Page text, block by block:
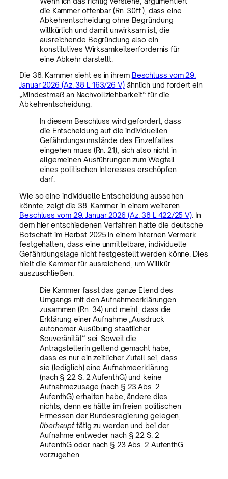
die Kammer offenbar (Rn. 30ff.), dass eine
Abkehrentscheidung ohne Begründung
willkürlich und damit unwirksam ist, die
ausreichende Begründung also ein
konstitutives Wirksamkeitserfordernis für
eine Abkehr darstellt.
Die 38. Kammer sieht es in ihrem Beschluss vom 29.
Januar 2026 (Az. 38 L 163/26 V)ähnlich und fordert ein
„Mindestmaß an Nachvollziehbarkeit“ für die
Abkehrentscheidung.
In diesem Beschluss wird gefordert, dass
die Entscheidung auf die individuellen
Gefährdungsumstände des Einzelfalles
eingehen muss (Rn. 21), sich also nicht in
allgemeinen Ausführungen zum Wegfall
eines politischen Interesses erschöpfen
darf.
Wie so eine individuelle Entscheidung aussehen
könnte, zeigt die 38. Kammer in einem weiteren
Beschluss vom 29. Januar 2026 (Az. 38 L 422/25 V) . In
dem hier entschiedenen Verfahren hatte die deutsche
Botschaft im Herbst 2025 in einem internen Vermerk
festgehalten, dass eine unmittelbare, individuelle
Gefährdungslage nicht festgestellt werden könne. Dies
hielt die Kammer für ausreichend, um Willkür
auszuschließen.
Die Kammer fasst das ganze Elend des
Umgangs mit den Aufnahmeerklärungen
zusammen (Rn. 34) und meint, dass die
Erklärung einer Aufnahme „Ausdruck
autonomer Ausübung staatlicher
Souveränität“ sei. Soweit die
Antragstellerin geltend gemacht habe,
dass es nur ein zeitlicher Zufall sei, dass
sie (lediglich) eine Aufnahmeerklärung
(nach § 22 S. 2 AufenthG) und keine
Aufnahmezusage (nach § 23 Abs. 2
AufenthG) erhalten habe, ändere dies
nichts, denn es hätte im freien politischen
Ermessen der Bundesregierung gelegen,
überhaupttätig zu werden und bei der
Aufnahme entweder nach § 22 S. 2
AufenthG oder nach § 23 Abs. 2 AufenthG
vorzugehen.